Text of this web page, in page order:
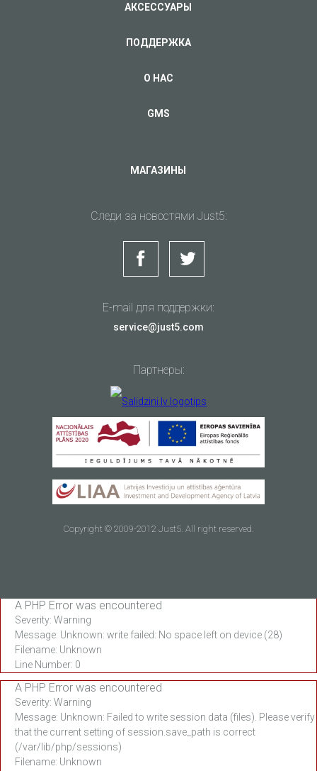
АКСЕССУАРЫ
ПОДДЕРЖКА
О НАС
GMS
МАГАЗИНЫ
Следи за новостями Just5:
E-mail для поддержки:
service@just5.com
Партнеры:
Copyright © 2009-2012 Just5. All right reserved.
A PHP Error was encountered
Severity: Warning
Message: Unknown: write failed: No space left on device (28)
Filename: Unknown
Line Number: 0
A PHP Error was encountered
Severity: Warning
Message: Unknown: Failed to write session data (files). Please verify
that the current setting of session.save_path is correct
(/var/lib/php/sessions)
Filename: Unknown